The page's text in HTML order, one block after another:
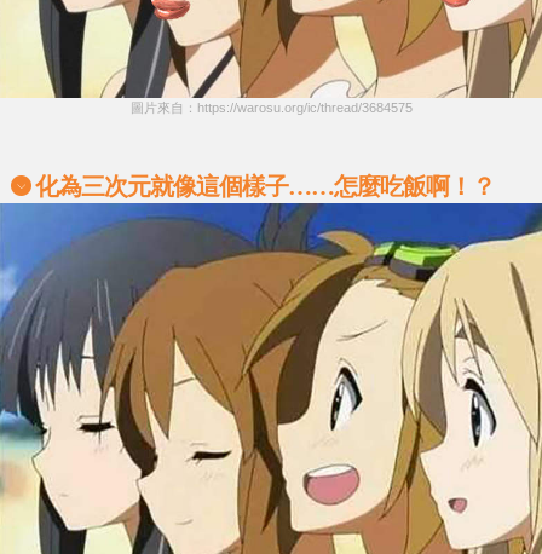
圖片來自：https://warosu.org/ic/thread/3684575
化為三次元就像這個樣子……怎麼吃飯啊！？